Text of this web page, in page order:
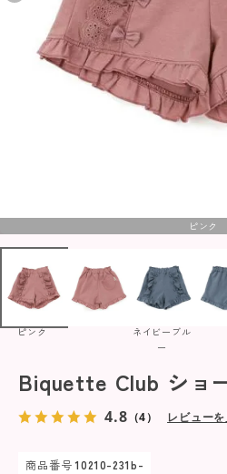
ピンク
ピンク
ネイビーブル
ー
Biquette Club ショ
4.8 （4） レビュー
商品番号 10210-231b-